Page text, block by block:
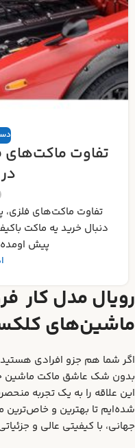
تفاوت ماکت‌های
تفاوت ماکت‌های فلزی،
دنبال خرید یه ماکت
پیش
رویال مدل
ماشین‌های
اگر شما هم جزو افرادی هستید
بدون شک عاشق ماکت ماشین
این علاقه را به یک تجربه
شده‌ایم تا بهترین و خاص‌ترین
جهانی، با کیفیتی عالی و